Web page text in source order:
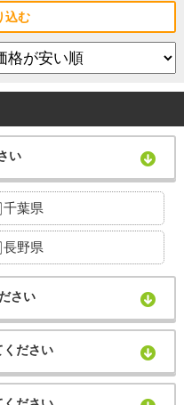
込む
い
千葉県
長野県
さい
ください